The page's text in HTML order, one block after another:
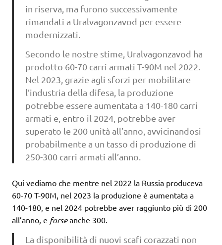
in riserva, ma furono successivamente
rimandati a Uralvagonzavod per essere
modernizzati.
Secondo le nostre stime, Uralvagonzavod ha
prodotto 60-70 carri armati T-90M nel 2022.
Nel 2023, grazie agli sforzi per mobilitare
l’industria della difesa, la produzione
potrebbe essere aumentata a 140-180 carri
armati e, entro il 2024, potrebbe aver
superato le 200 unità all’anno, avvicinandosi
probabilmente a un tasso di produzione di
250-300 carri armati all’anno.
Qui vediamo che mentre nel 2022 la Russia produceva
60-70 T-90M, nel 2023 la produzione è aumentata a
140-180, e nel 2024 potrebbe aver raggiunto più di 200
all’anno, e forseanche 300.
La disponibilità di nuovi scafi corazzati non